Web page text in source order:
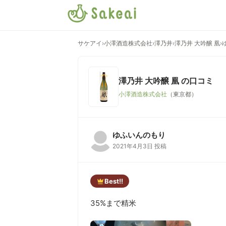
サケアイ ›小澤酒造株式会社›澤乃井›澤乃井 大吟醸 凰›
澤乃井 大吟醸 凰 の口コミ
小澤酒造株式会社 （東京都）
ゆふいんのもり
2021年4月3日 投稿
Best!!
35%まで精米